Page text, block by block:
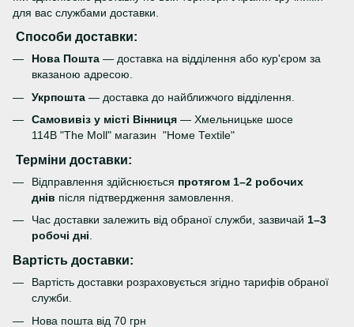
для вас службами доставки.
Способи доставки:
Нова Пошта — доставка на відділення або кур'єром за
вказаною адресою.
Укрпошта — доставка до найближчого відділення.
Самовивіз у місті Вінниця — Хмельницьке шосе
114В "The Moll" магазин "Номе Теxtile"
Терміни доставки:
Відправлення здійснюється протягом 1–2 робочих
днів після підтвердження замовлення.
Час доставки залежить від обраної служби, зазвичай 1–3
робочі дні.
Вартість доставки:
Вартість доставки розраховується згідно тарифів обраної
служби.
Нова пошта від 70 грн